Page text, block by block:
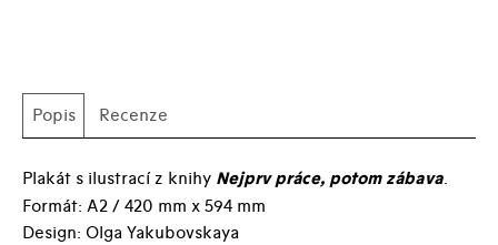
Popis Recenze
Plakát s ilustrací z knihy Nejprv práce, potom zábava.
Formát: A2 / 420 mm x 594 mm
Design: Olga Yakubovskaya